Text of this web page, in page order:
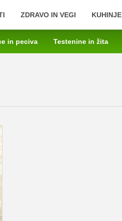
ZDRAVO IN VEGI KUHINJE
in peciva Testenine in žita